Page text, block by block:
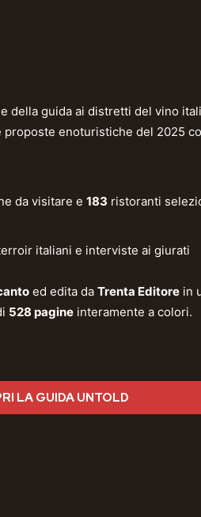
della guida ai distretti del vino
proposte enoturistiche del 2025
da visitare e 183 ristoranti
italiani e interviste ai giurati
ed edita da Trenta Editore in
528 pagine interamente a colori.
LA GUIDA UNTOLD